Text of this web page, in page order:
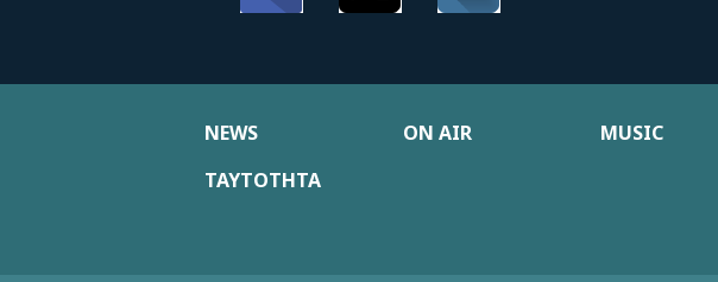
NEWS ON AIR MUSIC
ΤΑΥΤΟΤΗΤΑ